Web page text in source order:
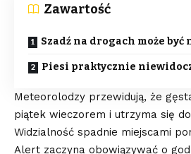
Zawartość
Szadź na drogach może
Piesi praktycznie
Meteorolodzy przewidują, że
piątek wieczorem i utrzyma się
Widzialność spadnie miejscami
Alert zaczyna obowiązywać o